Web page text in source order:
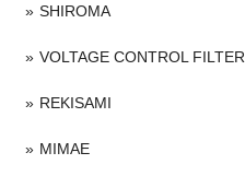
SHIROMA
VOLTAGE CONTROL FILTER
REKISAMI
MIMAE